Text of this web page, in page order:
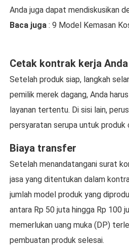
Anda juga dapat mendiskusikan
Baca juga : 9 Model Kemasan
Cetak kontrak kerja
Setelah produk siap, langkah
pemilik merek dagang, Anda
layanan tertentu. Di sisi lain,
persyaratan serupa untuk produk
Biaya transfer
Setelah menandatangani surat
jasa yang ditentukan dalam
jumlah model produk yang
antara Rp 50 juta hingga Rp 100
memerlukan uang muka (DP)
pembuatan produk selesai.